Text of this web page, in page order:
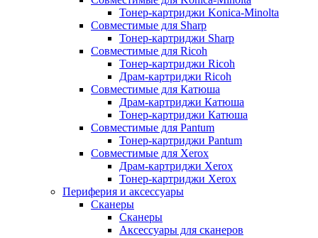
Тонер-картриджи Konica-Minolta
Совместимые для Sharp
Тонер-картриджи Sharp
Совместимые для Ricoh
Тонер-картриджи Ricoh
Драм-картриджи Ricoh
Совместимые для Катюша
Драм-картриджи Катюша
Тонер-картриджи Катюша
Совместимые для Pantum
Тонер-картриджи Pantum
Совместимые для Xerox
Драм-картриджи Xerox
Тонер-картриджи Xerox
Периферия и аксессуары
Сканеры
Сканеры
Аксессуары для сканеров